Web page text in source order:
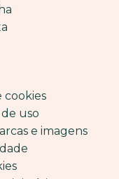
cookies
uso
e imagens